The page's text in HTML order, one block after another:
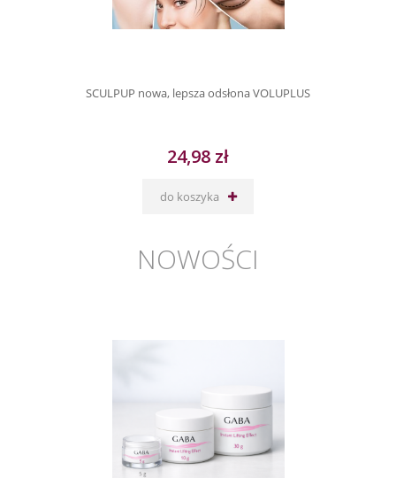
SCULPUP nowa, lepsza odsłona VOLUPLUS
24,98 zł
do koszyka
NOWOŚCI